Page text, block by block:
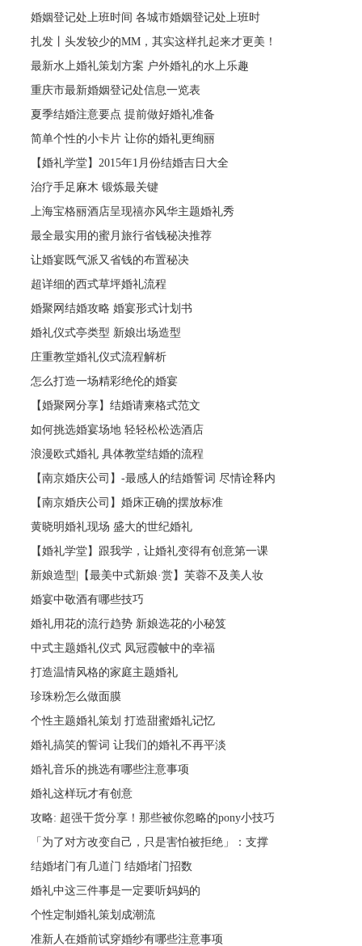
婚姻登记处上班时间 各城市婚姻登记处上班时
扎发丨头发较少的MM，其实这样扎起来才更美！
最新水上婚礼策划方案 户外婚礼的水上乐趣
重庆市最新婚姻登记处信息一览表
夏季结婚注意要点 提前做好婚礼准备
简单个性的小卡片 让你的婚礼更绚丽
【婚礼学堂】2015年1月份结婚吉日大全
治疗手足麻木 锻炼最关键
上海宝格丽酒店呈现禧亦风华主题婚礼秀
最全最实用的蜜月旅行省钱秘决推荐
让婚宴既气派又省钱的布置秘决
超详细的西式草坪婚礼流程
婚聚网结婚攻略 婚宴形式计划书
婚礼仪式亭类型 新娘出场造型
庄重教堂婚礼仪式流程解析
怎么打造一场精彩绝伦的婚宴
【婚聚网分享】结婚请柬格式范文
如何挑选婚宴场地 轻轻松松选酒店
浪漫欧式婚礼 具体教堂结婚的流程
【南京婚庆公司】-最感人的结婚誓词 尽情诠释内
【南京婚庆公司】婚床正确的摆放标准
黄晓明婚礼现场 盛大的世纪婚礼
【婚礼学堂】跟我学，让婚礼变得有创意第一课
新娘造型|【最美中式新娘·赏】芙蓉不及美人妆
婚宴中敬酒有哪些技巧
婚礼用花的流行趋势 新娘选花的小秘笈
中式主题婚礼仪式 凤冠霞帔中的幸福
打造温情风格的家庭主题婚礼
珍珠粉怎么做面膜
个性主题婚礼策划 打造甜蜜婚礼记忆
婚礼搞笑的誓词 让我们的婚礼不再平淡
婚礼音乐的挑选有哪些注意事项
婚礼这样玩才有创意
攻略: 超强干货分享！那些被你忽略的pony小技巧
「为了对方改变自己，只是害怕被拒绝」：支撑
结婚堵门有几道门 结婚堵门招数
婚礼中这三件事是一定要听妈妈的
个性定制婚礼策划成潮流
准新人在婚前试穿婚纱有哪些注意事项